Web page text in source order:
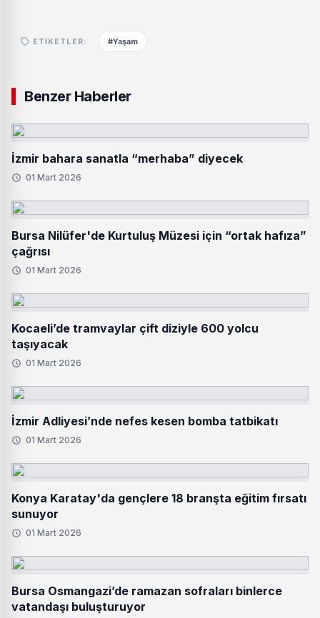
ETIKETLER: #Yaşam
Benzer Haberler
İzmir bahara sanatla “merhaba” diyecek
01 Mart 2026
Bursa Nilüfer'de Kurtuluş Müzesi için “ortak hafıza”
çağrısı
01 Mart 2026
Kocaeli’de tramvaylar çift diziyle 600 yolcu
taşıyacak
01 Mart 2026
İzmir Adliyesi’nde nefes kesen bomba tatbikatı
01 Mart 2026
Konya Karatay'da gençlere 18 branşta eğitim fırsatı
sunuyor
01 Mart 2026
Bursa Osmangazi’de ramazan sofraları binlerce
vatandaşı buluşturuyor